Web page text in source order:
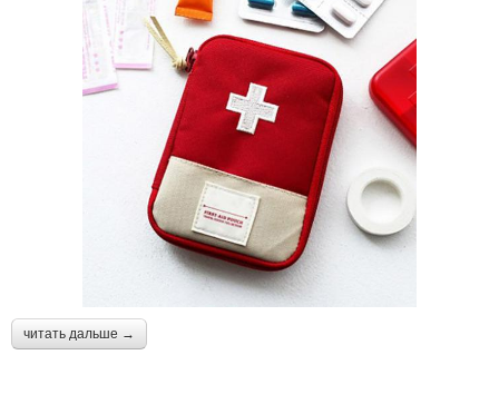
читать дальше →